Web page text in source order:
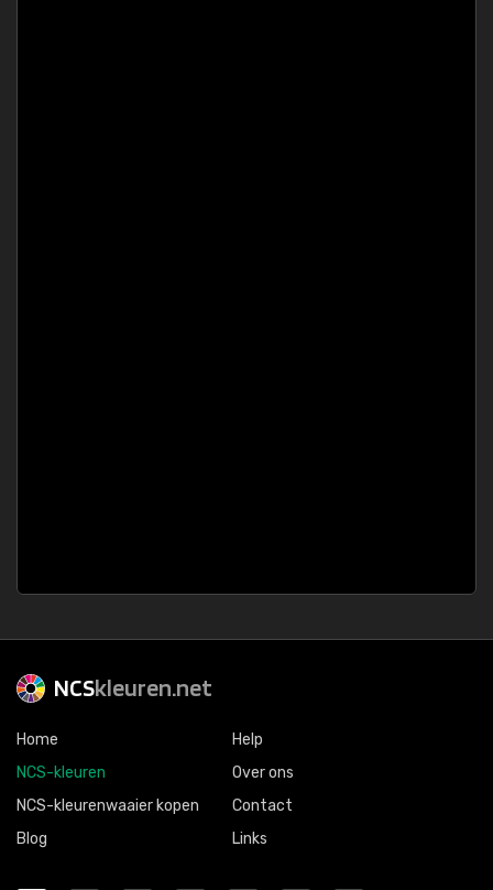
NCSkleuren.net
Home
NCS-kleuren
NCS-kleurenwaaier kopen
Blog
Help
Over ons
Contact
Links